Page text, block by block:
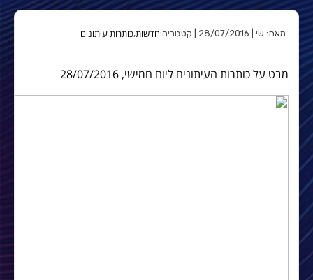
מאת: שי | 28/07/2016 | קטגוריה: חדשות,כותרות עיתונים
מבט על כותרות העיתונים ליום חמישי, 28/07/2016